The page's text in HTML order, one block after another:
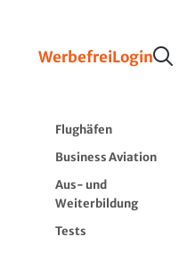
WerbefreiLogin
Flughäfen
Business Aviation
Aus- und
Weiterbildung
Tests